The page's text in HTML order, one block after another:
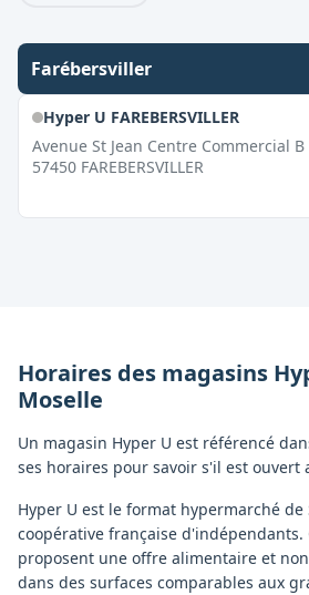
Farébersviller
Hyper U FAREBERSVILLER
Avenue St Jean Centre Commercial B
57450 FAREBERSVILLER
Horaires des magasins
Moselle
Un magasin Hyper U est référencé
ses horaires pour savoir s'il est ouvert
Hyper U est le format hypermarché de
coopérative française d'indépendants.
proposent une offre alimentaire et
dans des surfaces comparables aux